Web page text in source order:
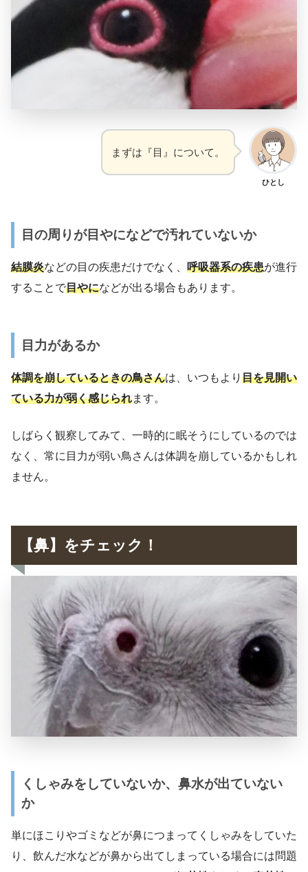
ひとし
まずは『目』について。
目の周りが目やになどで汚れていないか
結膜炎などの目の疾患だけでなく、 呼吸器系の疾患が進行
することで目やになどが出る場合もあります。
目力があるか
体調を崩しているときの鳥さんは、いつもより 目を見開い
ている力が弱く感じられます。
しばらく観察してみて、一時的に眠そうにしているのでは
なく、常に目力が弱い鳥さんは体調を崩しているかもしれ
ません。
【鼻】をチェック！
くしゃみをしていないか、鼻水が出ていない
か
単にほこりやゴミなどが鼻につまってくしゃみをしていた
り、飲んだ水などが鼻から出てしまっている場合には問題